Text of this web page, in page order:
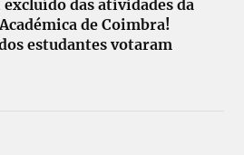
excluído das atividades da
de Coimbra!
estudantes votaram